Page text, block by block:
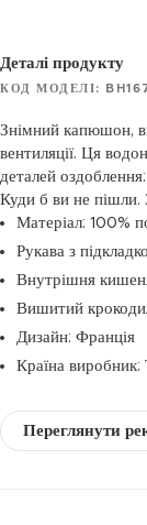
Деталі продукту
КОД МОДЕЛІ:
Знімний капюшон,
вентиляції. Ця
деталей
Куди б ви не пішли.
Матеріал: 100%
Рукава з
Внутрішня
Вишитий
Дизайн: Франція
Країна виробник:
Переглянути